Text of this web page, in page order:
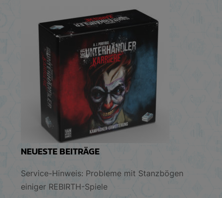
NEUESTE BEITRÄGE
Service-Hinweis: Probleme mit Stanzbögen
einiger REBIRTH-Spiele